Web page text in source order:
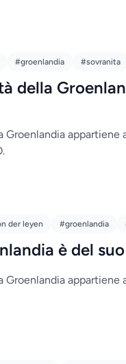
#groenlandia #sovranita
della
Groenlandia appartiene
der leyen #groenlandia
è del
Groenlandia appartiene